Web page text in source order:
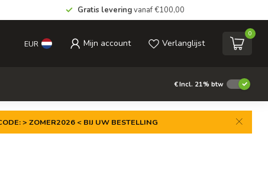
Gratis leveringvanaf €100,00
EUR Mijn account Verlanglijst
0
€Incl. 21% btw
> ZOMER2026 < BIJ UW BESTELLING